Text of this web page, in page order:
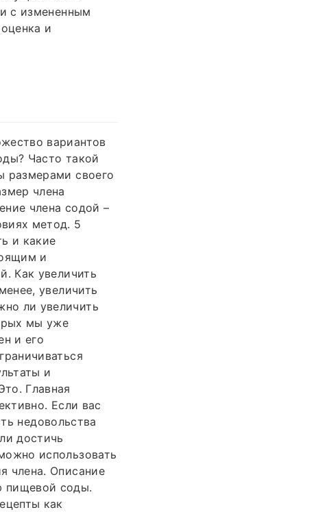
с измененным
и
вариантов
Часто такой
размерами своего
члена
члена содой –
метод. 5
и какие
и
Как увеличить
увеличить
ли увеличить
мы уже
и его
и
Главная
Если вас
недовольства
достичь
использовать
члена. Описание
пищевой соды.
как